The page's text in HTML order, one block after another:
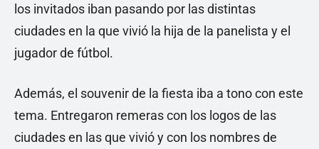
los invitados iban pasando por las distintas
ciudades en la que vivió la hija de la panelista y el
jugador de fútbol.
Además, el souvenir de la fiesta iba a tono con este
tema. Entregaron remeras con los logos de las
ciudades en las que vivió y con los nombres de